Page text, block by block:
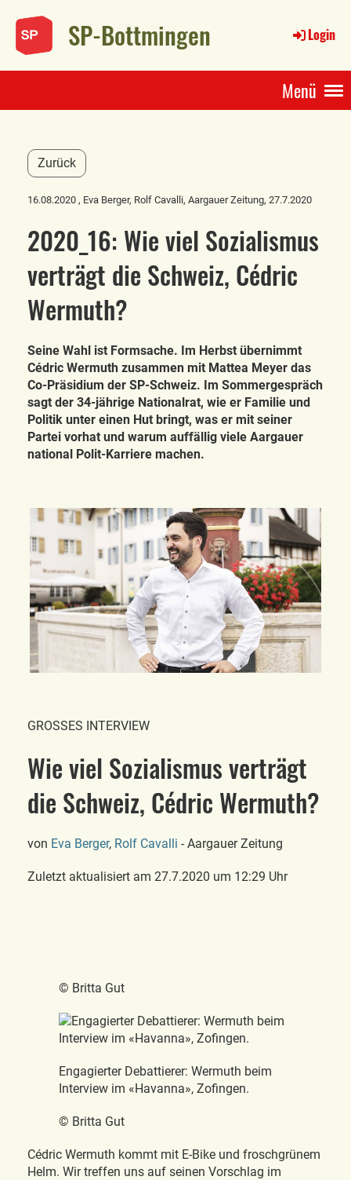
SP-Bottmingen Login
Menü
Zurück
16.08.2020 , Eva Berger, Rolf Cavalli, Aargauer Zeitung, 27.7.2020
2020_16: Wie viel Sozialismus
verträgt die Schweiz, Cédric
Wermuth?
Seine Wahl ist Formsache. Im Herbst übernimmt
Cédric Wermuth zusammen mit Mattea Meyer das
Co-Präsidium der SP-Schweiz. Im Sommergespräch
sagt der 34-jährige Nationalrat, wie er Familie und
Politik unter einen Hut bringt, was er mit seiner
Partei vorhat und warum auffällig viele Aargauer
national Polit-Karriere machen.
GROSSES INTERVIEW
Wie viel Sozialismus verträgt
die Schweiz, Cédric Wermuth?
von Eva Berger, Rolf Cavalli - Aargauer Zeitung
Zuletzt aktualisiert am 27.7.2020 um 12:29 Uhr
© Britta Gut
Engagierter Debattierer: Wermuth beim
Interview im «Havanna», Zofingen.
© Britta Gut
Cédric Wermuth kommt mit E-Bike und froschgrünem
Helm. Wir treffen uns auf seinen Vorschlag im